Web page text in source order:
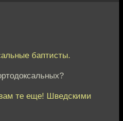
баптисты.
те еще! Шведскими